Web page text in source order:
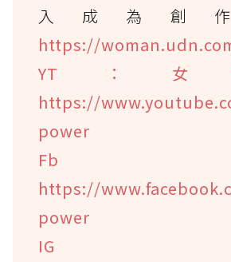
入成為創
https://
YT：女
https://
power
Fb
https://
power
IG